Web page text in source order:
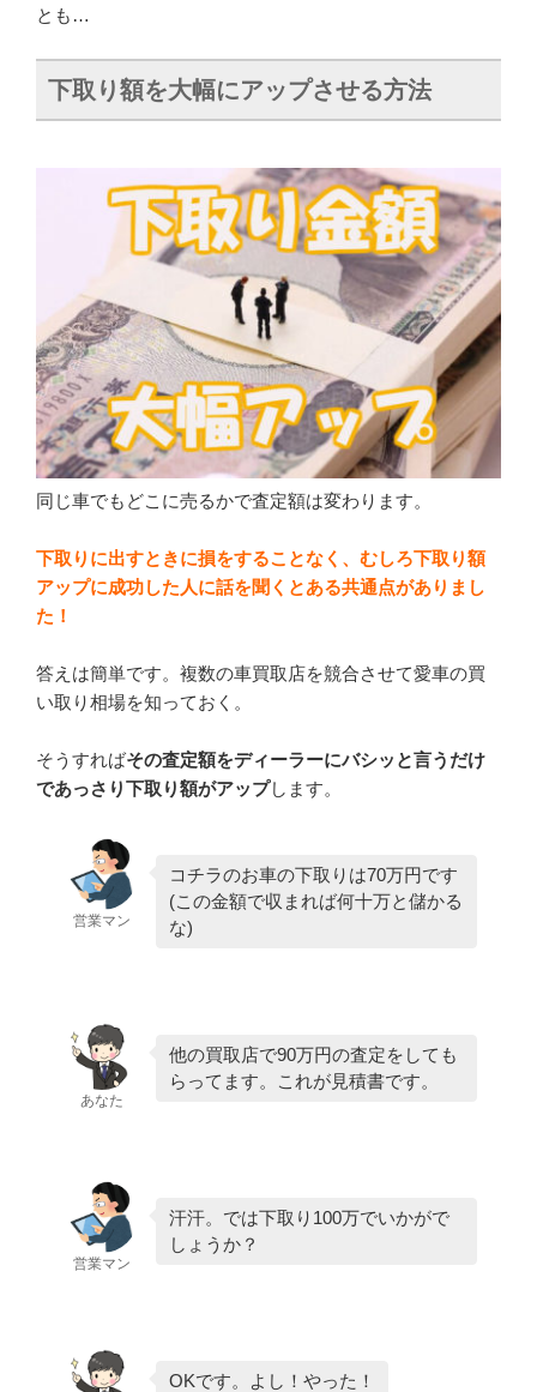
とも…
下取り額を大幅にアップさせる方法
同じ車でもどこに売るかで査定額は変わります。
下取りに出すときに損をすることなく、むしろ下取り額
アップに成功した人に話を聞くとある共通点がありまし
た！
答えは簡単です。複数の車買取店を競合させて愛車の買
い取り相場を知っておく。
そうすればその査定額をディーラーにバシッと言うだけ
であっさり下取り額がアップします。
営業マン
コチラのお車の下取りは70万円です
(この金額で収まれば何十万と儲かる
な)
あなた
他の買取店で90万円の査定をしても
らってます。これが見積書です。
営業マン
汗汗。では下取り100万でいかがで
しょうか？
OKです。よし！やった！